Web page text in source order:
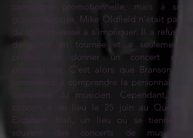
campagne promotionnelle, mais à sa
grande surprise, Mike Oldfield n'était pas
du tout intéressé à s'impliquer. Il a refusé
de partir en tournée et a seulement
promis de donner un concert de
présentation. C'est alors que Branson a
commencé à comprendre la personnalité
complexe du musicien. Cependant, le
concert a eu lieu le 25 juin au Queen
Elizabeth Hall, un lieu où se tiennent
souvent des concerts de musique